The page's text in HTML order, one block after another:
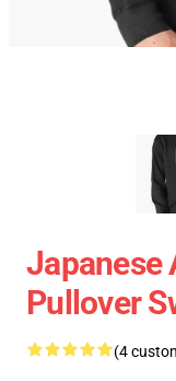
Japanese
Pullover
(4